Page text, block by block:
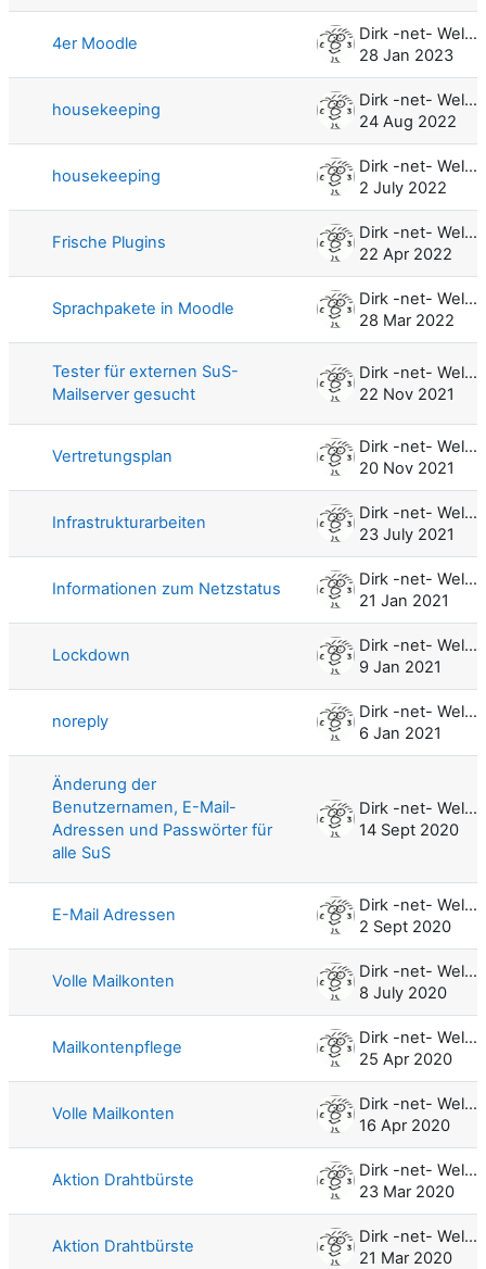
4er Moodle
Dirk -net- Weller
28 Jan 2023
housekeeping
Dirk -net- Weller
24 Aug 2022
housekeeping
Dirk -net- Weller
2 July 2022
Frische Plugins
Dirk -net- Weller
22 Apr 2022
Sprachpakete in Moodle
Dirk -net- Weller
28 Mar 2022
Tester für externen SuS-
Mailserver gesucht
Dirk -net- Weller
22 Nov 2021
Vertretungsplan
Dirk -net- Weller
20 Nov 2021
Infrastrukturarbeiten
Dirk -net- Weller
23 July 2021
Informationen zum Netzstatus
Dirk -net- Weller
21 Jan 2021
Lockdown
Dirk -net- Weller
9 Jan 2021
noreply
Dirk -net- Weller
6 Jan 2021
Änderung der
Benutzernamen, E-Mail-
Adressen und Passwörter für
alle SuS
Dirk -net- Weller
14 Sept 2020
E-Mail Adressen
Dirk -net- Weller
2 Sept 2020
Volle Mailkonten
Dirk -net- Weller
8 July 2020
Mailkontenpflege
Dirk -net- Weller
25 Apr 2020
Volle Mailkonten
Dirk -net- Weller
16 Apr 2020
Aktion Drahtbürste
Dirk -net- Weller
23 Mar 2020
Aktion Drahtbürste
Dirk -net- Weller
21 Mar 2020